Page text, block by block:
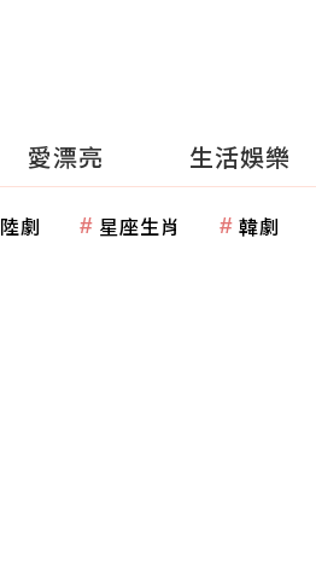
愛漂亮 生活娛樂
陸劇 星座生肖 韓劇